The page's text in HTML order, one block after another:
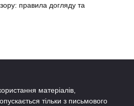
правила догляду та
матеріалів,
тільки з письмового